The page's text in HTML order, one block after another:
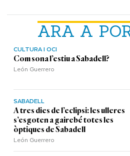
ARA A
CULTURA I OCI
Com sona l’estiu a Sabadell?
León Guerrero
SABADELL
A tres dies de l’eclipsi: les ulleres
s’esgoten a gairebé totes les
òptiques de Sabadell
León Guerrero